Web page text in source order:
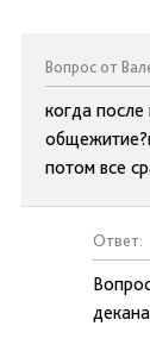
Вопрос от
когда после
потом все
Ответ: